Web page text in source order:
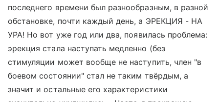
последнего времени был разнообразным, в разной
обстановке, почти каждый день, а ЭРЕКЦИЯ - НА
УРА! Но вот уже год или два, появилась проблема:
эрекция стала наступать медленно (без
стимуляции может вообще не наступить, член "в
боевом состоянии" стал не таким твёрдым, а
значит и остальные его характеристики